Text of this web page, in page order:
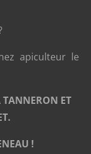
apiculteur le
TANNERON ET
!